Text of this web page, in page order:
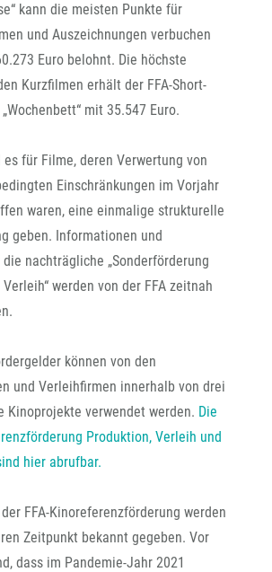
kann die meisten Punkte für
und Auszeichnungen verbuchen
Euro belohnt. Die höchste
Kurzfilmen erhält der FFA-Short-
mit 35.547 Euro.
für Filme, deren Verwertung von
Einschränkungen im Vorjahr
waren, eine einmalige strukturelle
geben. Informationen und
nachträgliche „Sonderförderung
werden von der FFA zeitnah
können von den
und Verleihfirmen innerhalb von drei
Kinoprojekte verwendet werden. Die
Produktion, Verleih und
hier abrufbar.
FFA-Kinoreferenzförderung werden
Zeitpunkt bekannt gegeben. Vor
dass im Pandemie-Jahr 2021